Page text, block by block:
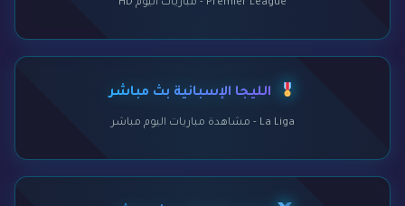
Premier League - مباريات اليوم HD
الليجا الإسبانية بث مباشر
La Liga - مشاهدة مباريات اليوم مباشر